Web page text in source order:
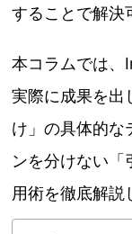
することで解決
本コラムでは、
実際に成果を出
け」の具体的な
ンを分けない「
用術を徹底解説